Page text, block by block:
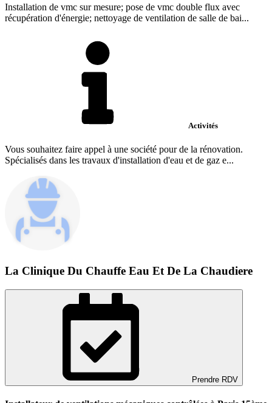
Installation de vmc sur mesure; pose de vmc double flux avec
récupération d'énergie; nettoyage de ventilation de salle de bai...
Activités
Vous souhaitez faire appel à une société pour de la rénovation.
Spécialisés dans les travaux d'installation d'eau et de gaz e...
La Clinique Du Chauffe Eau Et De La Chaudiere
Prendre RDV